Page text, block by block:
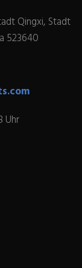
Qingxi, Stadt
523640
Uhr